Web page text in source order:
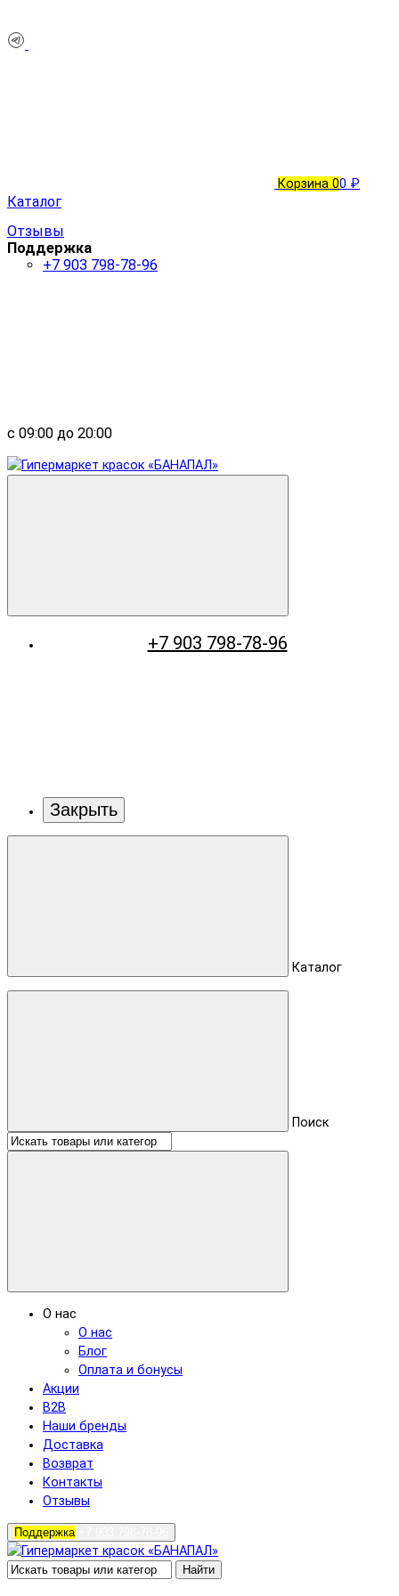
Корзина 00 ₽
Каталог
Отзывы
Поддержка
+7 903 798-78-96
с 09:00 до 20:00
+7 903 798-78-96
Закрыть
Каталог
Поиск
О нас
О нас
Блог
Оплата и бонусы
Акции
B2B
Наши бренды
Доставка
Возврат
Контакты
Отзывы
Поддержка
Найти